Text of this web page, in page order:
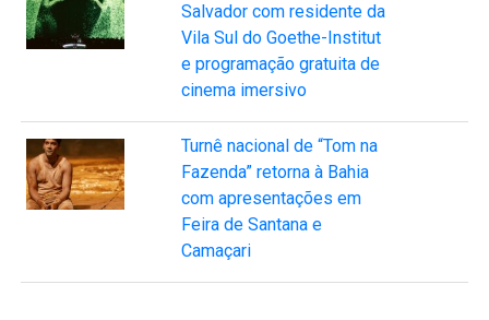
Salvador com residente da
Vila Sul do Goethe-Institut
e programação gratuita de
cinema imersivo
Turnê nacional de “Tom na
Fazenda” retorna à Bahia
com apresentações em
Feira de Santana e
Camaçari